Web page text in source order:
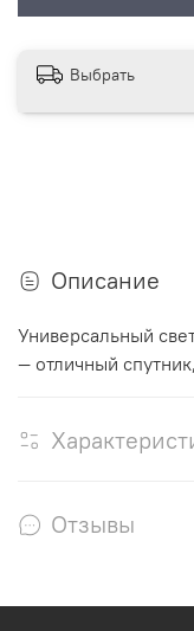
Выбрать
Описание
Универсальный
— отличный
Отзывы